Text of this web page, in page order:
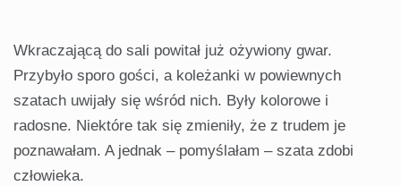
Wkraczającą do sali powitał już ożywiony gwar.
Przybyło sporo gości, a koleżanki w powiewnych
szatach uwijały się wśród nich. Były kolorowe i
radosne. Niektóre tak się zmieniły, że z trudem je
poznawałam. A jednak – pomyślałam – szata zdobi
człowieka.